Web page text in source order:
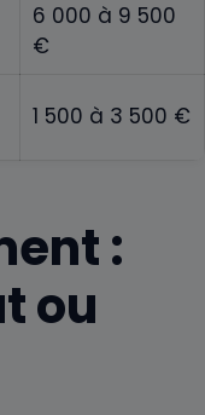
6 000 à 9 500
€
1 500 à 3 500 €
:
ou